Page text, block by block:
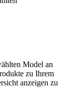
Model an
zu Ihrem
anzeigen zu